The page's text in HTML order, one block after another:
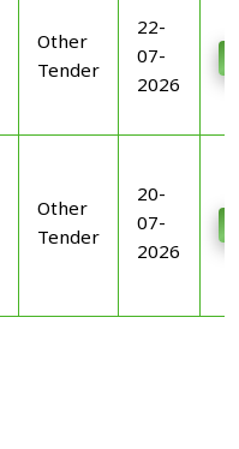
Other
Tender
22-
07-
2026
Other
Tender
20-
07-
2026